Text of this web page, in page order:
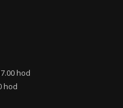
hod
hod